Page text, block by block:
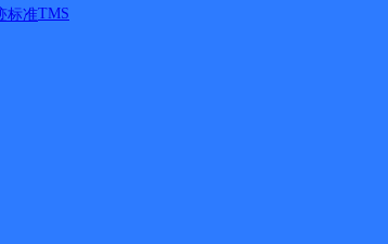
标准TMS
院；第一人民医院；城关医院；第一小学；第